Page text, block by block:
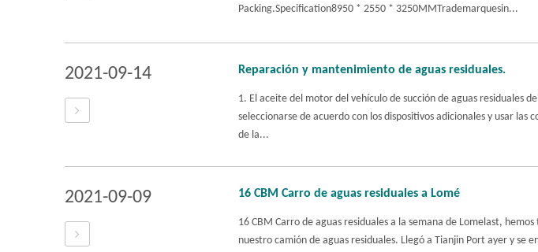
Packing.Specification8950 * 2550 * 3250MMTrademarquesin...
2021-09-14 Reparación y mantenimiento de aguas residuales.
1. El aceite del motor del vehículo de succión de aguas residuales
seleccionarse de acuerdo con los dispositivos adicionales y usar las
de la...
2021-09-09 16 CBM Carro de aguas residuales a Lomé
16 CBM Carro de aguas residuales a la semana de Lomelast,
nuestro camión de aguas residuales. Llegó a Tianjin Port ayer y se